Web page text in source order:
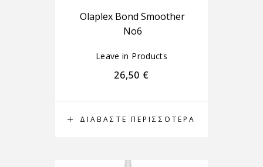
ΔΙΑΒΆΣΤΕ ΠΕΡΙΣΣΌΤΕΡΑ
Olaplex Bond Smoother
No6
Leave in Products
26,50 €